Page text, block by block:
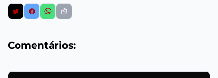
Comentários: